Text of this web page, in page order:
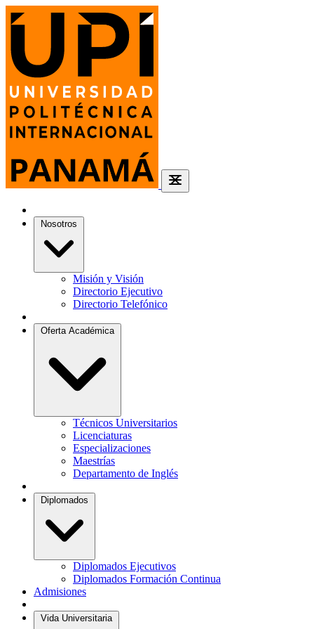
Nosotros
Misión y Visión
Directorio Ejecutivo
Directorio Telefónico
Oferta Académica
Técnicos Universitarios
Licenciaturas
Especializaciones
Maestrías
Departamento de Inglés
Diplomados
Diplomados Ejecutivos
Diplomados Formación Continua
Admisiones
Vida Universitaria